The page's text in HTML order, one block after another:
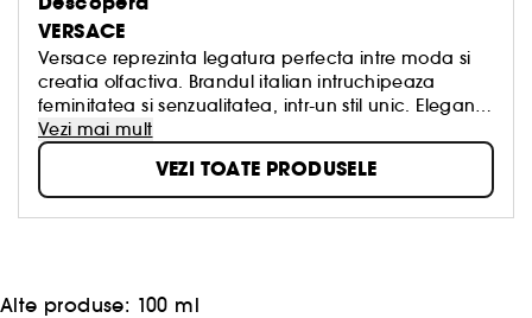
VERSACE
Versace reprezinta legatura perfecta intre moda si
creatia olfactiva. Brandul italian intruchipeaza
feminitatea si senzualitatea, intr-un stil unic. Eleganta
si inovatia sunt cuvintele cheie ale Casei, fiind foarte
apreciata in domeniul modei si al parfumeriei.
Creatiile Versace sunt sofisticate dar naturale,
elegante si sportive, exuberante si pline de farmec si
se adreseaza femeilor din timpurile noastre:
Vezi mai mult
VEZI TOATE PRODUSELE
Alte produse: 100 ml